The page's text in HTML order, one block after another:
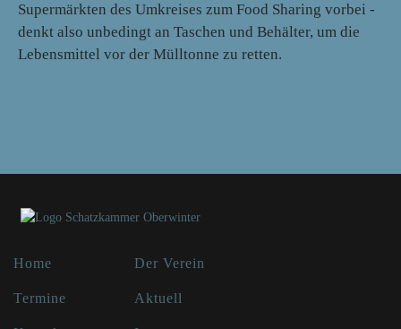
Supermärkten des Umkreises zum Food Sharing vorbei -
denkt also unbedingt an Taschen und Behälter, um die
Lebensmittel vor der Mülltonne zu retten.
Home Der Verein
Termine Aktuell